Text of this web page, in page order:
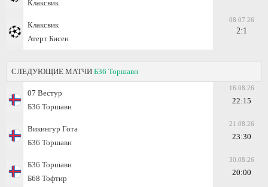
Клаксвик
Клаксвик
Атерт Бисен
08.07.26
2:1
СЛЕДУЮЩИЕ МАТЧИ Б36 Торшавн
07 Вестур
Б36 Торшавн
16.08.26
22:15
Викингур Гота
Б36 Торшавн
21.08.26
23:30
Б36 Торшавн
Б68 Тофтир
30.08.26
20:00